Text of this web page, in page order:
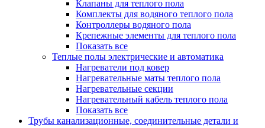
Клапаны для теплого пола
Комплекты для водяного теплого пола
Контроллеры водяного пола
Крепежные элементы для теплого пола
Показать все
Теплые полы электрические и автоматика
Нагреватели под ковер
Нагревательные маты теплого пола
Нагревательные секции
Нагревательный кабель теплого пола
Показать все
Трубы канализационные, соединительные детали и